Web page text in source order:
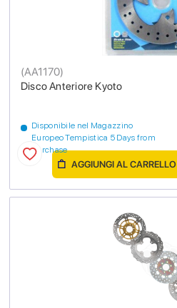
Disco Anteriore Kyoto
(AA1170)
Disponibile nel Magazzino
Europeo Tempistica 5 Days from
purchase
AGGIUNGI AL CARRELLO